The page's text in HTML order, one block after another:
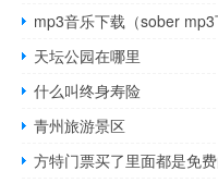
mp3音乐下载（sober mp3
天坛公园在哪里
什么叫终身寿险
青州旅游景区
方特门票买了里面都是免